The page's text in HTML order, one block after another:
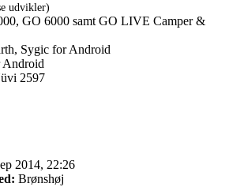
udvikler)
GO 6000 samt GO LIVE Camper &
Sygic for Android
Android
2597
2014, 22:26
Brønshøj